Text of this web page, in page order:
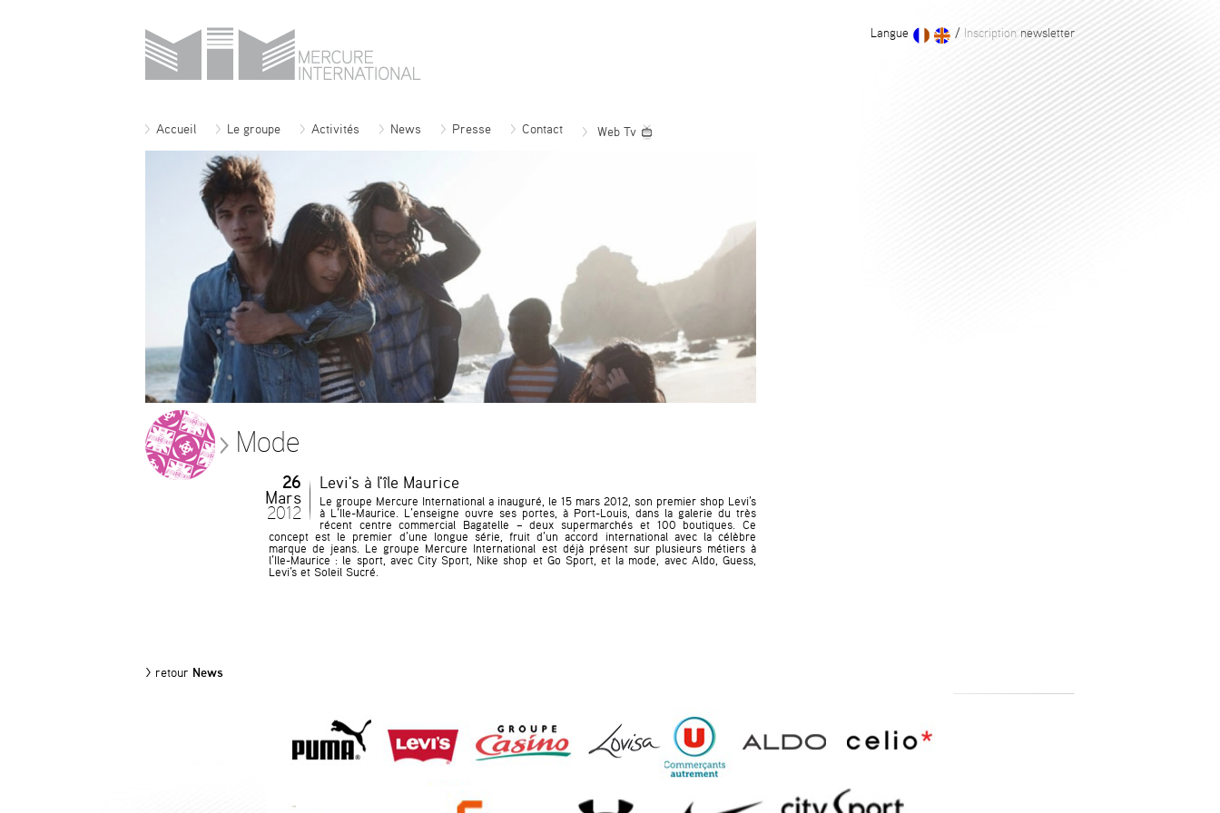
/ Inscription newsletter
Langue
Accueil Le groupe Activités News Presse Contact Web Tv
Mode
26
Mars
2012
Levi's à l'île Maurice
Le groupe Mercure International a inauguré, le 15 mars 2012, son premier shop Levi’s
à L’Ile-Maurice. L’enseigne ouvre ses portes, à Port-Louis, dans la galerie du très
récent centre commercial Bagatelle – deux supermarchés et 100 boutiques. Ce
concept est le premier d’une longue série, fruit d’un accord international avec la célèbre
marque de jeans. Le groupe Mercure International est déjà présent sur plusieurs métiers à
l’Ile-Maurice : le sport, avec City Sport, Nike shop et Go Sport, et la mode, avec Aldo, Guess,
Levi’s et Soleil Sucré.
> retour News